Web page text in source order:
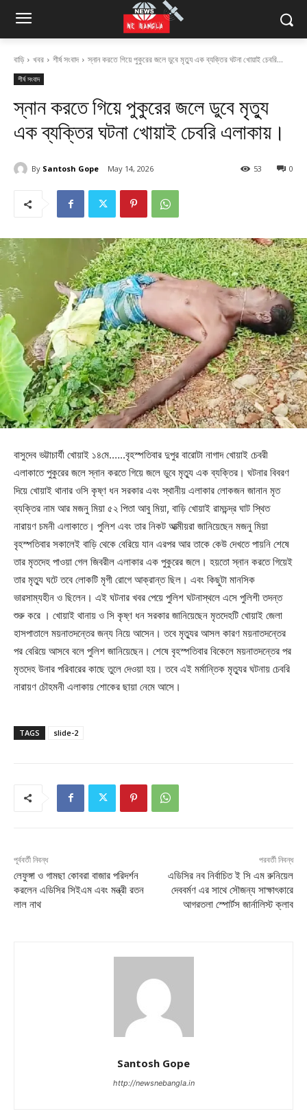
বাড়ি খবর শীর্ষ সংবাদ স্নান করতে গিয়ে পুকুরের জলে ডুবে মৃত্যু এক ব্যক্তির ঘটনা খোয়াই চেবরি...
শীর্ষ সংবাদ
স্নান করতে গিয়ে পুকুরের জলে ডুবে মৃত্যু
এক ব্যক্তির ঘটনা খোয়াই চেবরি এলাকায়।
By Santosh Gope May 14, 2026 0
53
বাসুদেব ভট্টাচার্যী খোয়াই ১৪মে.…..বৃহস্পতিবার দুপুর বারোটা নাগাদ খোয়াই চেবরী
এলাকাতে পুকুরের জলে স্নান করতে গিয়ে জলে ডুবে মৃত্যু এক ব্যক্তির। ঘটনার বিবরণ
দিয়ে খোয়াই থানার ওসি কৃষ্ণ ধন সরকার এবং স্থানীয় এলাকার লোকজন জানান মৃত
ব্যক্তির নাম আর মজনু মিয়া ৫২ পিতা আবু মিয়া, বাড়ি খোয়াই রামচন্দ্র ঘাট স্থিত
নারায়ণ চমনী এলাকাতে। পুলিশ এবং তার নিকট আত্মীয়রা জানিয়েছেন মজনু মিয়া
বৃহস্পতিবার সকালেই বাড়ি থেকে বেরিয়ে যান এরপর আর তাকে কেউ দেখতে পায়নি শেষে
তার মৃতদেহ পাওয়া গেল জিবরীল এলাকার এক পুকুরের জলে। হয়তো স্নান করতে গিয়েই
তার মৃত্যু ঘটে তবে লোকটি মৃগী রোগে আক্রান্ত ছিল। এবং কিছুটা মানসিক
ভারসাম্যহীন ও ছিলেন। এই ঘটনার খবর পেয়ে পুলিশ ঘটনাস্থলে এসে পুলিশী তদন্ত
শুরু করে । খোয়াই থানায় ও সি কৃষ্ণ ধন সরকার জানিয়েছেন মৃতদেহটি খোয়াই জেলা
হাসপাতালে ময়নাতদন্তের জন্য নিয়ে আসেন। তবে মৃত্যুর আসল কারণ ময়নাতদন্তের
পর বেরিয়ে আসবে বলে পুলিশ জানিয়েছেন। শেষে বৃহস্পতিবার বিকেলে ময়নাতদন্তের পর
মৃতদেহ উনার পরিবারের কাছে তুলে দেওয়া হয়। তবে এই মর্মান্তিক মৃত্যুর ঘটনায় চেবরি
নারায়ণ চৌহমনী এলাকায় শোকের ছায়া নেমে আসে।
TAGS slide-2
পূর্ববর্তী নিবন্ধ
লেফুঙ্গা ও গামছা কোবরা বাজার পরিদর্শন
করলেন এডিসির সিইএম এবং মন্ত্রী রতন
লাল নাথ
পরবর্তী নিবন্ধ
এডিসির নব নির্বাচিত ই সি এম রুনিয়েল
দেববর্মণ এর সাথে সৌজন্য সাক্ষাৎকারে
আগরতলা স্পোর্টস জার্নালিস্ট ক্লাব
Santosh Gope
http://newsnebangla.in